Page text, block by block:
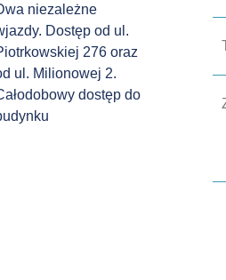
niezależne
Dostęp od ul.
276 oraz
ul. Milionowej 2.
dostęp do